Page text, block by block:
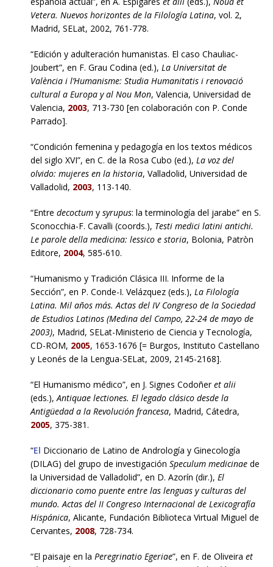
Vetera. Nuevos horizontes de la Filología Latina, vol. 2,
Madrid, SELat, 2002, 761-778.
“Edición y adulteración humanistas. El caso Chauliac-
Joubert”, en F. Grau Codina (ed.), La Universitat de
València i l’Humanisme: Studia Humanitatis i renovació
cultural a Europa y al Nou Mon, Valencia, Universidad de
Valencia, 2003, 713-730 [en colaboración con P. Conde
Parrado].
“Condición femenina y pedagogía en los textos médicos
del siglo XVI”, en C. de la Rosa Cubo (ed.), La voz del
olvido: mujeres en la historia, Valladolid, Universidad de
Valladolid, 2003, 113-140.
“Entre decoctum y syrupus: la terminología del jarabe” en S.
Sconocchia-F. Cavalli (coords.), Testi medici latini antichi.
Le parole della medicina: lessico e storia, Bolonia, Patròn
Editore, 2004, 585-610.
“Humanismo y Tradición Clásica III. Informe de la
Sección”, en P. Conde-I. Velázquez (eds.), La Filología
Latina. Mil años más. Actas del IV Congreso de la Sociedad
de Estudios Latinos (Medina del Campo, 22-24 de mayo de
2003), Madrid, SELat-Ministerio de Ciencia y Tecnología,
CD-ROM, 2005, 1653-1676 [= Burgos, Instituto Castellano
y Leonés de la Lengua-SELat, 2009, 2145-2168].
“El Humanismo médico”, en J. Signes Codoñeret alii
(eds.),Antiquae lectiones. El legado clásico desde la
Antigüedad a la Revolución francesa, Madrid, Cátedra,
2005, 375-381.
“El Diccionario de Latino de Andrología y Ginecología
(DILAG) del grupo de investigación Speculum medicinae de
la Universidad de Valladolid”, en D. Azorín (dir.), El
diccionario como puente entre las lenguas y culturas del
mundo. Actas del II Congreso Internacional de Lexicografía
Hispánica, Alicante, Fundación Biblioteca Virtual Miguel de
Cervantes, 2008, 728-734.
“El paisaje en la Peregrinatio Egeriae”, en F. de Oliveira et